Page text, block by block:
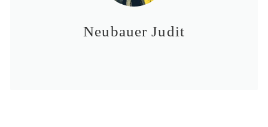
Neubauer Judit